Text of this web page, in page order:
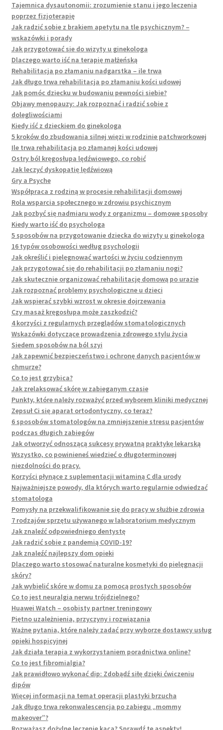
Tajemnica dysautonomii: zrozumienie stanu i jego leczenia
poprzez fizjoterapię
Jak radzić sobie z brakiem apetytu na tle psychicznym? –
wskazówki i porady
Jak przygotować sie do wizyty u ginekologa
Dlaczego warto iść na terapię małżeńską
Rehabilitacja po złamaniu nadgarstka – ile trwa
Jak długo trwa rehabilitacja po złamaniu kości udowej
Jak pomóc dziecku w budowaniu pewności siebie?
Objawy menopauzy: Jak rozpoznać i radzić sobie z
dolegliwościami
Kiedy iść z dzieckiem do ginekologa
5 kroków do zbudowania silnej więzi w rodzinie patchworkowej
Ile trwa rehabilitacja po złamanej kości udowej
Ostry ból kręgosłupa lędźwiowego, co robić
Jak leczyć dyskopatię lędźwiową
Gry a Psyche
Współpraca z rodziną w procesie rehabilitacji domowej
Rola wsparcia społecznego w zdrowiu psychicznym
Jak pozbyć się nadmiaru wody z organizmu – domowe sposoby
Kiedy warto iść do psychologa
5 sposobów na przygotowanie dziecka do wizyty u ginekologa
16 typów osobowości według psychologii
Jak określić i pielęgnować wartości w życiu codziennym
Jak przygotować się do rehabilitacji po złamaniu nogi?
Jak skutecznie organizować rehabilitację domową po urazie
Jak rozpoznać problemy psychologiczne u dzieci
Jak wspierać szybki wzrost w okresie dojrzewania
Czy masaż kręgosłupa może zaszkodzić?
4 korzyści z regularnych przeglądów stomatologicznych
Wskazówki dotyczące prowadzenia zdrowego stylu życia
Siedem sposobów na ból szyi
Jak zapewnić bezpieczeństwo i ochronę danych pacjentów w
chmurze?
Co to jest grzybica?
Jak zrelaksować skórę w zabieganym czasie
Punkty, które należy rozważyć przed wyborem kliniki medycznej
Zepsuł Ci się aparat ortodontyczny, co teraz?
6 sposobów stomatologów na zmniejszenie stresu pacjentów
podczas długich zabiegów
Jak otworzyć odnoszącą sukcesy prywatną praktykę lekarską
Wszystko, co powinieneś wiedzieć o długoterminowej
niezdolności do pracy.
Korzyści płynące z suplementacji witaminą C dla urody
Najważniejsze powody, dla których warto regularnie odwiedzać
stomatologa
Pomysły na przekwalifikowanie się do pracy w służbie zdrowia
7 rodzajów sprzętu używanego w laboratorium medycznym
Jak znaleźć odpowiedniego dentystę
Jak radzić sobie z pandemią COVID-19?
Jak znaleźć najlepszy dom opieki
Dlaczego warto stosować naturalne kosmetyki do pielęgnacji
skóry?
Jak wybielić skórę w domu za pomocą prostych sposobów
Co to jest neuralgia nerwu trójdzielnego?
Huawei Watch – osobisty partner treningowy
Piętno uzależnienia, przyczyny i rozwiązania
Ważne pytania, które należy zadać przy wyborze dostawcy usług
opieki hospicyjnej
Jak działa terapia z wykorzystaniem poradnictwa online?
Co to jest fibromialgia?
Jak prawidłowo wykonać dip: Zdobądź siłę dzięki ćwiczeniu
dipów
Więcej informacji na temat operacji plastyki brzucha
Jak długo trwa rekonwalescencja po zabiegu „mommy
makeover”?